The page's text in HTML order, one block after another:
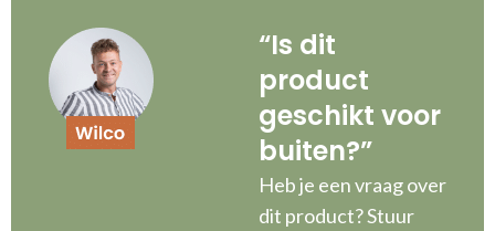
“Is dit
product
geschikt voor
buiten?”
Heb je een vraag over
dit product? Stuur